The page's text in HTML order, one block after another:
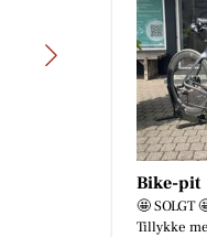
Bike-pit
🤩 SOLGT
Tillykke